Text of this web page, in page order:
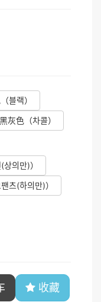
（블랙）
黑灰色 （차콜）
상의만)）
팬츠(하의만)）
收藏